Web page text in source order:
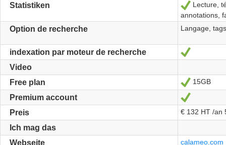
Statistiken Ja
Lecture,
annotations,
Option de recherche Langage,
indexation par moteur de recherche Ja
Video
Free plan
Ja
15GB
Premium account
Preis € 132 HT /an
Ich mag das
Webseite
calameo.com